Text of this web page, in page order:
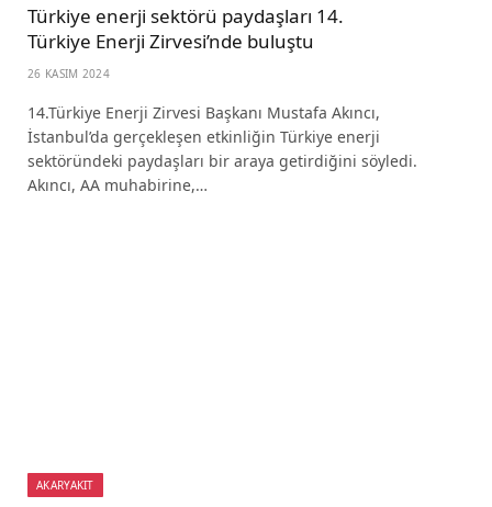
Türkiye enerji sektörü paydaşları 14.
Türkiye Enerji Zirvesi’nde buluştu
26 KASIM 2024
14.Türkiye Enerji Zirvesi Başkanı Mustafa Akıncı,
İstanbul’da gerçekleşen etkinliğin Türkiye enerji
sektöründeki paydaşları bir araya getirdiğini söyledi.
Akıncı, AA muhabirine,…
AKARYAKIT